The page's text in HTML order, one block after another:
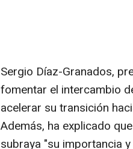
Sergio Díaz-Granados,
fomentar el intercambio
acelerar su transición
Además, ha explicado
subraya "su importancia